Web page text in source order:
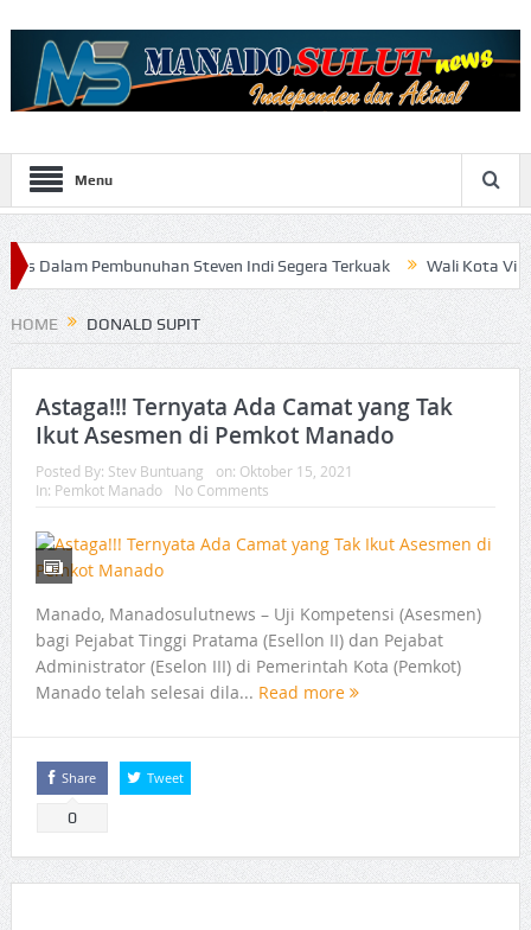
Menu
Pembunuhan Steven Indi Segera Terkuak Wali Kota Vicky
HOME DONALD SUPIT
Astaga!!! Ternyata Ada Camat yang Tak
Ikut Asesmen di Pemkot Manado
Posted By: Stev Buntuang on: Oktober 15, 2021
In: Pemkot Manado No Comments
Manado, Manadosulutnews – Uji Kompetensi (Asesmen)
bagi Pejabat Tinggi Pratama (Esellon II) dan Pejabat
Administrator (Eselon III) di Pemerintah Kota (Pemkot)
Manado telah selesai dila... Read more
Share
0
Tweet